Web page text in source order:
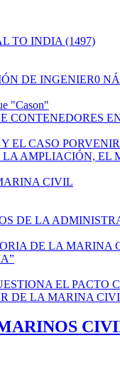
TO INDIA (1497)
DE INGENIER0
"Cason"
CONTENEDORES
EL CASO
LA AMPLIACIÓN,
CIVIL
DE LA
DE LA MARINA
EL PACTO
DE LA MARINA